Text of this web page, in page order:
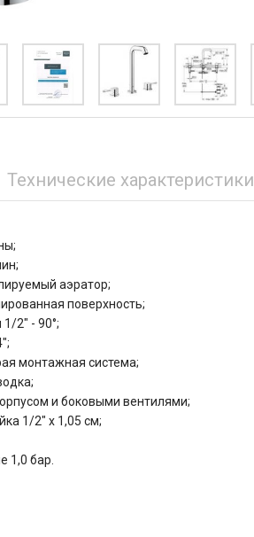
Технические характеристики
аэратор;
поверхность;
2" - 90°;
монтажная система;
и боковыми вентилями;
1/2" x 1,05 см;
1,0 бар.